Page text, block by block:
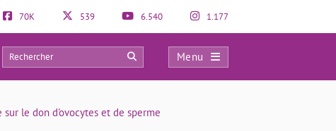
70K 539 6.540 1.177
Menu
0
sur le don d'ovocytes et de sperme